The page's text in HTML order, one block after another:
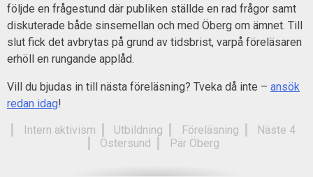
följde en frågestund där publiken ställde en rad frågor samt
diskuterade både sinsemellan och med Öberg om ämnet. Till
slut fick det avbrytas på grund av tidsbrist, varpå föreläsaren
erhöll en rungande applåd.
Vill du bjudas in till nästa föreläsning? Tveka då inte – ansök
redan idag!
Intern aktivism
Utbildning Föreläsning
Näste 4
Östersund
Pär Öberg